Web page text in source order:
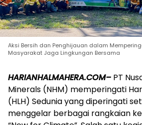
Aksi Bersih dan Penghijauan dalam
Masyarakat Jaga Lingkungan Bersama
HARIANHALMAHERA.COM– PT
Minerals (NHM) memperingati
(HLH) Sedunia yang diperingati
menggelar berbagai rangkaian